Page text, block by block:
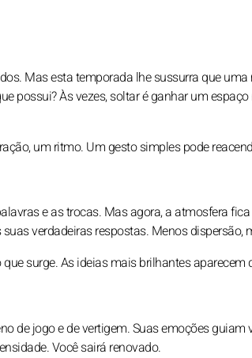
Mas esta temporada lhe sussurra que
possui? Às vezes, soltar é ganhar um
um ritmo. Um gesto simples pode
e as trocas. Mas agora, a atmosfera
verdadeiras respostas. Menos dispersão,
surge. As ideias mais brilhantes
de jogo e de vertigem. Suas emoções
Você sairá renovado.